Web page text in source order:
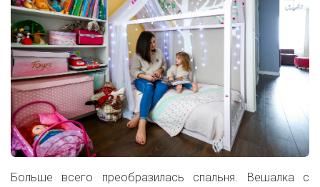
Больше всего преобразилась спальня. Вешалка с